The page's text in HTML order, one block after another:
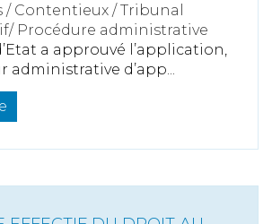
/ Contentieux /Tribunal
Procédure administrative
a approuvé l’application,
administrative d’app...